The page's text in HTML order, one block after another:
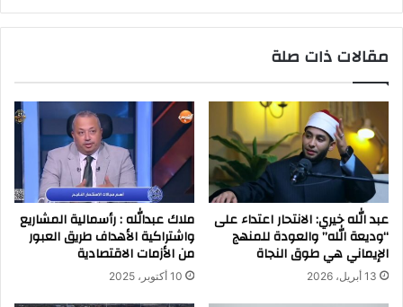
مقالات ذات صلة
عبد الله خيري: الانتحار اعتداء على
“وديعة الله” والعودة للمنهج
الإيماني هي طوق النجاة
13 أبريل، 2026
ملاك عبدالله : رأسمالية المشاريع
واشتراكية الأهداف طريق العبور
من الأزمات الاقتصادية
10 أكتوبر، 2025